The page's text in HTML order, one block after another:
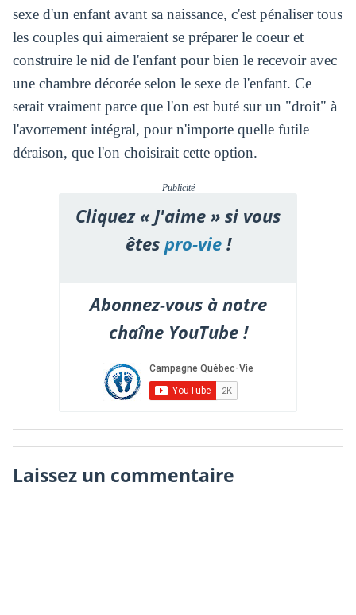
sexe d'un enfant avant sa naissance, c'est pénaliser tous
les couples qui aimeraient se préparer le coeur et
construire le nid de l'enfant pour bien le recevoir avec
une chambre décorée selon le sexe de l'enfant. Ce
serait vraiment parce que l'on est buté sur un "droit" à
l'avortement intégral, pour n'importe quelle futile
déraison, que l'on choisirait cette option.
Publicité
Cliquez « J'aime » si vous
êtespro-vie!
Abonnez-vous à notre
chaîne YouTube !
Laissez un commentaire